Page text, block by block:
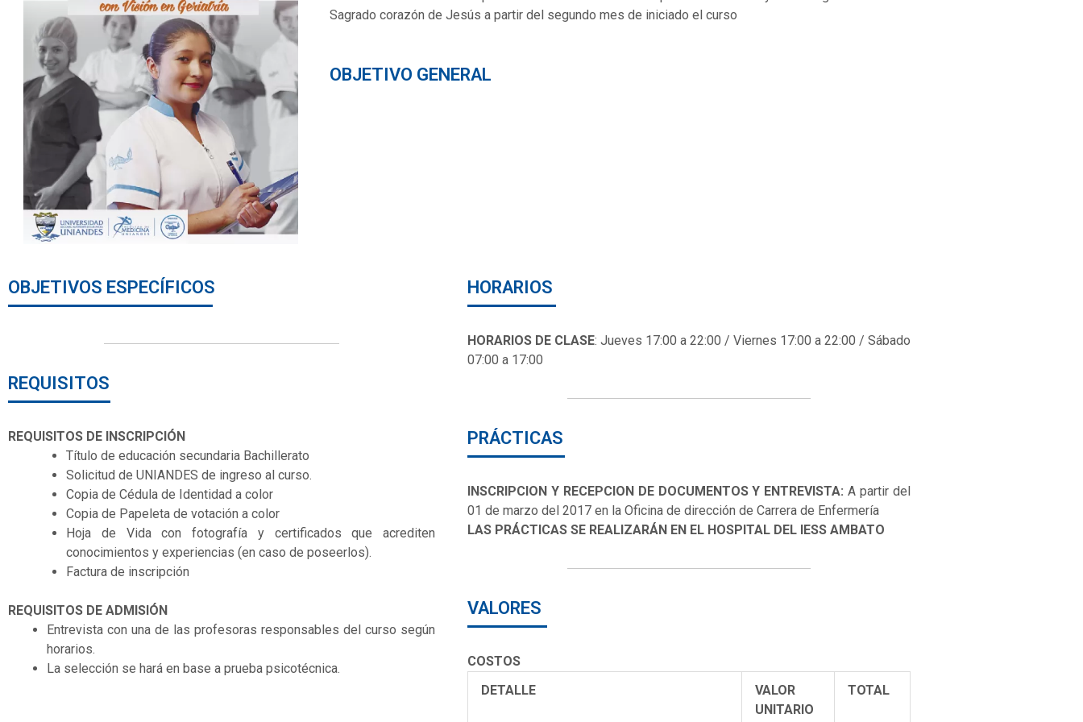
Sagrado corazón de Jesús a partir del segundo mes de iniciado el curso
OBJETIVO GENERAL
OBJETIVOS ESPECÍFICOS
REQUISITOS
REQUISITOS DE INSCRIPCIÓN
Título de educación secundaria Bachillerato
Solicitud de UNIANDES de ingreso al curso.
Copia de Cédula de Identidad a color
Copia de Papeleta de votación a color
Hoja de Vida con fotografía y certificados que acrediten
conocimientos y experiencias (en caso de poseerlos).
Factura de inscripción
REQUISITOS DE ADMISIÓN
Entrevista con una de las profesoras responsables del curso según
horarios.
La selección se hará en base a prueba psicotécnica.
HORARIOS
HORARIOS DE CLASE: Jueves 17:00 a 22:00 / Viernes 17:00 a 22:00 / Sábado
07:00 a 17:00
PRÁCTICAS
INSCRIPCION Y RECEPCION DE DOCUMENTOS Y ENTREVISTA:A partir del
01 de marzo del 2017 en la Oficina de dirección de Carrera de Enfermería
LAS PRÁCTICAS SE REALIZARÁN EN EL HOSPITAL DEL IESS AMBATO
VALORES
COSTOS
DETALLE
VALOR
UNITARIO
TOTAL